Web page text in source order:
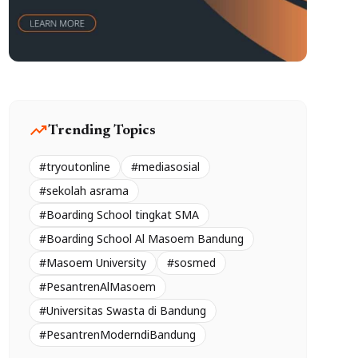
trending_upTrending Topics
#tryoutonline
#mediasosial
#sekolah asrama
#Boarding School tingkat SMA
#Boarding School Al Masoem Bandung
#Masoem University
#sosmed
#PesantrenAlMasoem
#Universitas Swasta di Bandung
#PesantrenModerndiBandung